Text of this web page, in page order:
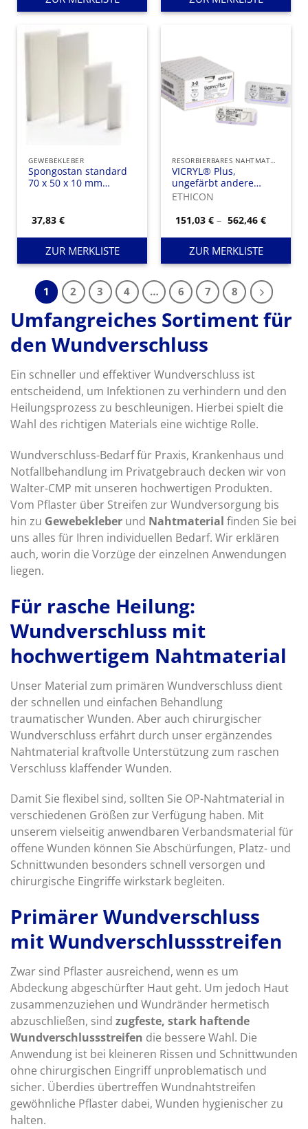
GEWEBEKLEBER
Spongostan standard
70 x 50 x 10 mm
37,83€
ZUR MERKLISTE
RESORBIERBARES NAHTMATERIAL
VICRYL® Plus,
ungefärbt andere
Stärken
ETHICON
151,03€ – 562,46€
151,03 €
bis
ZUR MERKLISTE
1 2 3 4 … 6 7 8
Umfangreiches Sortiment für
den Wundverschluss
Ein schneller und effektiver Wundverschluss ist
entscheidend, um Infektionen zu verhindern und den
Heilungsprozess zu beschleunigen. Hierbei spielt die
Wahl des richtigen Materials eine wichtige Rolle.
Wundverschluss-Bedarf für Praxis, Krankenhaus und
Notfallbehandlung im Privatgebrauch decken wir von
Walter-CMP mit unseren hochwertigen Produkten.
Vom Pflaster über Streifen zur Wundversorgung bis
hin zu Gewebekleber und Nahtmaterial finden Sie bei
uns alles für Ihren individuellen Bedarf. Wir erklären
auch, worin die Vorzüge der einzelnen Anwendungen
liegen.
Für rasche Heilung:
Wundverschluss mit
hochwertigem Nahtmaterial
Unser Material zum primären Wundverschluss dient
der schnellen und einfachen Behandlung
traumatischer Wunden. Aber auch chirurgischer
Wundverschluss erfährt durch unser ergänzendes
Nahtmaterial kraftvolle Unterstützung zum raschen
Verschluss klaffender Wunden.
Damit Sie flexibel sind, sollten Sie OP-Nahtmaterial in
verschiedenen Größen zur Verfügung haben. Mit
unserem vielseitig anwendbaren Verbandsmaterial für
offene Wunden können Sie Abschürfungen, Platz- und
Schnittwunden besonders schnell versorgen und
chirurgische Eingriffe wirkstark begleiten.
Primärer Wundverschluss
mit Wundverschlussstreifen
Zwar sind Pflaster ausreichend, wenn es um
Abdeckung abgeschürfter Haut geht. Um jedoch Haut
zusammenzuziehen und Wundränder hermetisch
abzuschließen, sind zugfeste, stark haftende
Wundverschlussstreifen die bessere Wahl. Die
Anwendung ist bei kleineren Rissen und Schnittwunden
ohne chirurgischen Eingriff unproblematisch und
sicher. Überdies übertreffen Wundnahtstreifen
gewöhnliche Pflaster dabei, Wunden hygienischer zu
halten.